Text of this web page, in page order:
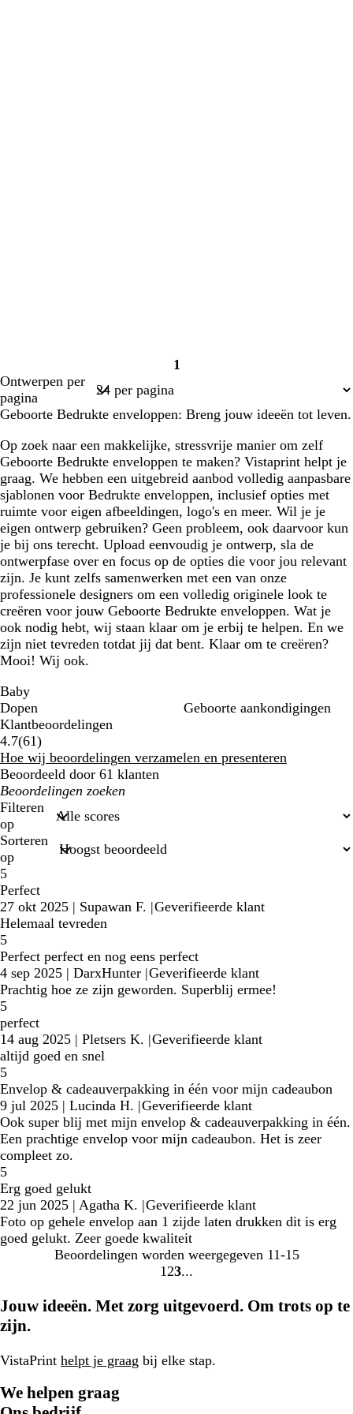
Pagina
1
Ontwerpen per
pagina
Geboorte Bedrukte enveloppen: Breng jouw ideeën tot leven.
Op zoek naar een makkelijke, stressvrije manier om zelf
Geboorte Bedrukte enveloppen te maken? Vistaprint helpt je
graag. We hebben een uitgebreid aanbod volledig aanpasbare
sjablonen voor Bedrukte enveloppen, inclusief opties met
ruimte voor eigen afbeeldingen, logo's en meer. Wil je je
eigen ontwerp gebruiken? Geen probleem, ook daarvoor kun
je bij ons terecht. Upload eenvoudig je ontwerp, sla de
ontwerpfase over en focus op de opties die voor jou relevant
zijn. Je kunt zelfs samenwerken met een van onze
professionele designers om een volledig originele look te
creëren voor jouw Geboorte Bedrukte enveloppen. Wat je
ook nodig hebt, wij staan klaar om je erbij te helpen. En we
zijn niet tevreden totdat jij dat bent. Klaar om te creëren?
Mooi! Wij ook.
Baby
Dopen
Geboorte aankondigingen
Klantbeoordelingen
4.7(6161
klantbeoordelingen
)
Hoe wij beoordelingen verzamelen en presenteren
Beoordeeld door 61 klanten
Mijn
zoekopdrachten
Filteren
op
Sorteren
op
5
Perfect
27 okt 2025 | Supawan F. |Geverifieerde klant
Helemaal tevreden
5
Perfect perfect en nog eens perfect
4 sep 2025 | DarxHunter |Geverifieerde klant
Prachtig hoe ze zijn geworden. Superblij ermee!
5
perfect
14 aug 2025 | Pletsers K. |Geverifieerde klant
altijd goed en snel
5
Envelop & cadeauverpakking in één voor mijn cadeaubon
9 jul 2025 | Lucinda H. |Geverifieerde klant
Ook super blij met mijn envelop & cadeauverpakking in één.
Een prachtige envelop voor mijn cadeaubon. Het is zeer
compleet zo.
5
Erg goed gelukt
22 jun 2025 | Agatha K. |Geverifieerde klant
Foto op gehele envelop aan 1 zijde laten drukken dit is erg
goed gelukt. Zeer goede kwaliteit
Beoordelingen worden weergegeven 11-15
Naar
1 Naar
2 Naar
3
Jouw ideeën. Met zorg uitgevoerd. Om trots op te
zijn.
VistaPrint helpt je graag bij elke stap.
We helpen graag